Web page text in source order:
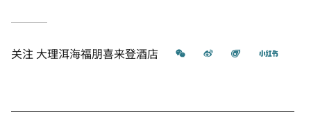
关注 大理洱海福朋喜来登酒店 微信 微博 飞猪 小红书